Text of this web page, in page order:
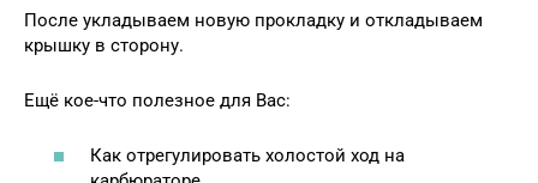
После укладываем новую прокладку и откладываем
крышку в сторону.
Ещё кое-что полезное для Вас:
Как отрегулировать холостой ход на